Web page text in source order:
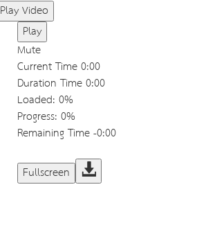
Play Video
Play
Mute
Current Time0:00
Duration Time0:00
Loaded: 0%
Progress: 0%
Remaining Time-0:00
Fullscreen